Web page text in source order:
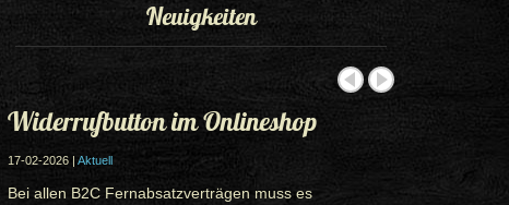
Neuigkeiten
Widerrufbutton im Onlineshop
17-02-2026 | Aktuell
Bei allen B2C Fernabsatzverträgen muss es